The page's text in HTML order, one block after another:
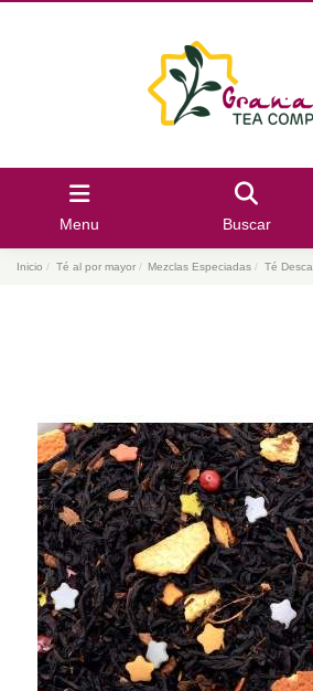
Menu Buscar
Inicio Té al por mayor Mezclas Especiadas Té